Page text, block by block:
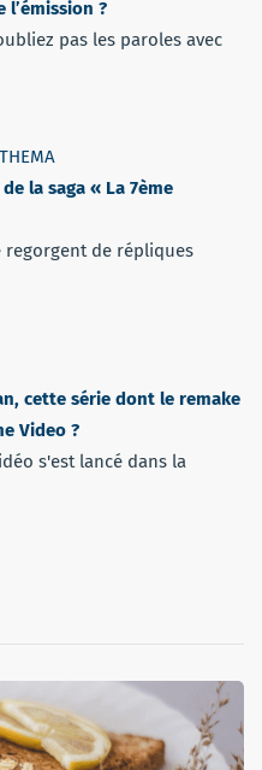
l’émission ?
pas les paroles avec
la saga « La 7ème
regorgent de répliques
cette série dont le remake
Video ?
s'est lancé dans la